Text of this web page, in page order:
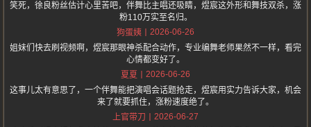
笑死，徐良粉丝估计心里苦吧，伴舞比主唱还吸睛，煜宸这外形和舞技双杀，涨
粉110万实至名归。
狗蛋姨
2026-06-26
姐妹们快去刷视频啊，煜宸那眼神杀配合动作，专业编舞老师果然不一样，看完
心情都变好了。
夏夏
2026-06-26
这事儿太有意思了，一个伴舞能把演唱会话题抢走，煜宸用实力告诉大家，机会
来了就要抓住，涨粉速度绝了。
上官带刀
2026-06-27